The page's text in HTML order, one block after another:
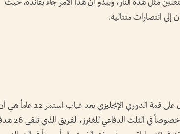
مثل هذه النار، ويبدو أن هذا الأمر جاء بفائدة، حيث
إلى انتصارات متتالية.
واحدة من الأسلحة التي وضعت أرسنال على قمة الدوري الإنجليزي بعد غياب استمر 22
الفريق تميز عن غيره بتركيزه العالي جداً، خصوصاً في الثلث الدفاعي